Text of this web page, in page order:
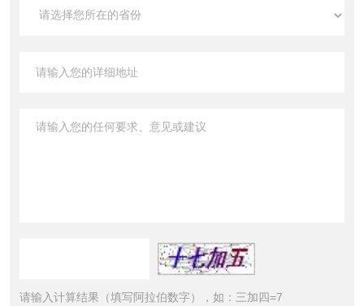
请输入计算结果（填写阿拉伯数字），如：三加四=7